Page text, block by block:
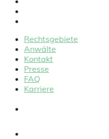
Rechtsgebiete
Anwälte
Kontakt
Presse
FAQ
Karriere